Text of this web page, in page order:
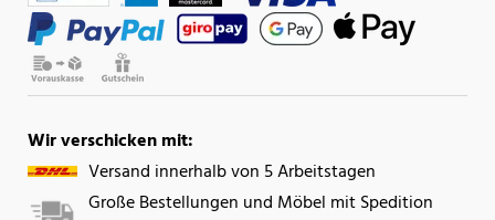
Wir verschicken mit:
Versand innerhalb von 5 Arbeitstagen
Große Bestellungen und Möbel mit Spedition